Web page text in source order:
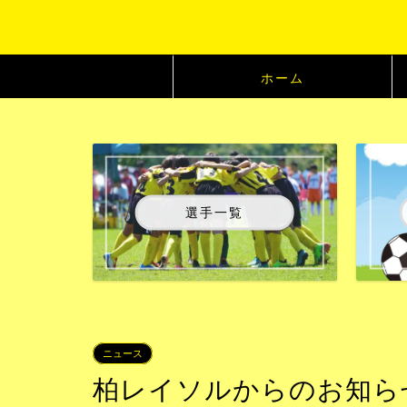
ホーム
選手一覧
ニュース
柏レイソルからのお知